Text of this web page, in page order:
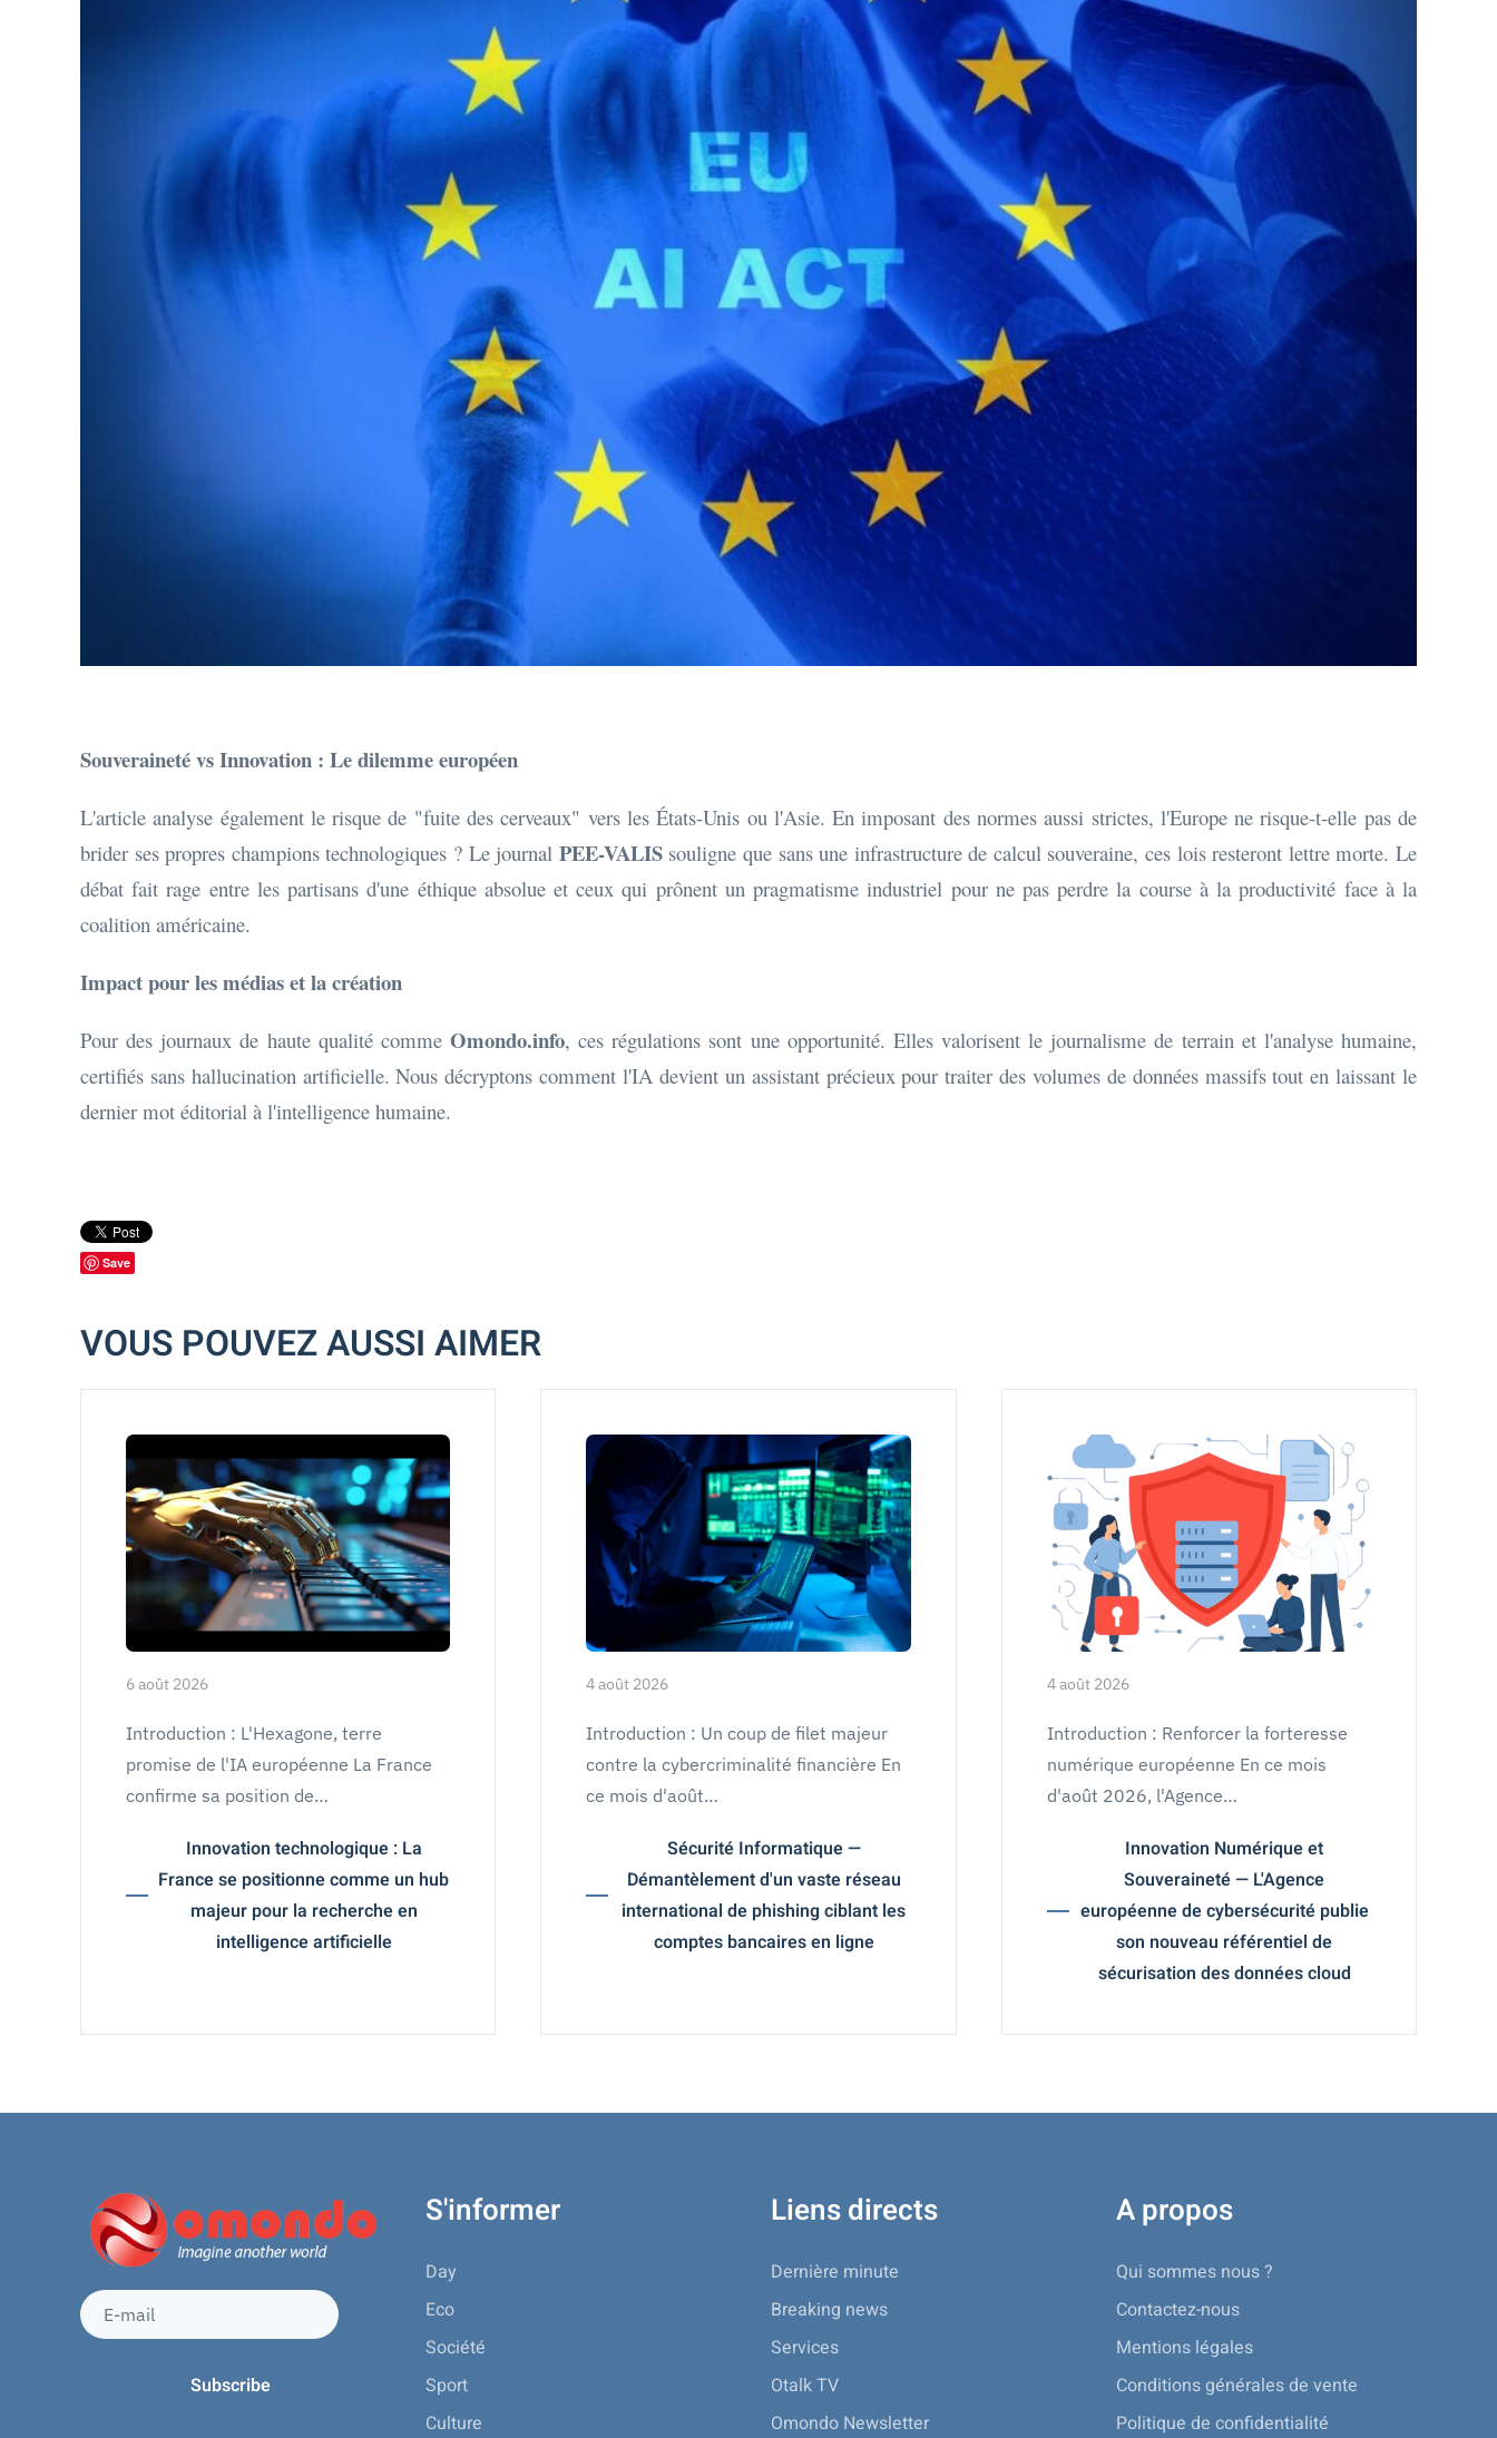
Souveraineté vs Innovation : Le dilemme européen
L'article analyse également le risque de "fuite des cerveaux" vers les États-Unis ou l'Asie. En imposant des normes aussi strictes, l'Europe ne risque-t-elle pas de
brider ses propres champions technologiques ? Le journal PEE-VALISsouligne que sans une infrastructure de calcul souveraine, ces lois resteront lettre morte. Le
débat fait rage entre les partisans d'une éthique absolue et ceux qui prônent un pragmatisme industriel pour ne pas perdre la course à la productivité face à la
coalition américaine.
Impact pour les médias et la création
Pour des journaux de haute qualité comme Omondo.info, ces régulations sont une opportunité. Elles valorisent le journalisme de terrain et l'analyse humaine,
certifiés sans hallucination artificielle. Nous décryptons comment l'IA devient un assistant précieux pour traiter des volumes de données massifs tout en laissant le
dernier mot éditorial à l'intelligence humaine.
Save
VOUS POUVEZ AUSSI AIMER
6 août 2026
Introduction : L'Hexagone, terre
promise de l'IA européenne La France
confirme sa position de…
Innovation technologique : La
France se positionne comme un hub
majeur pour la recherche en
intelligence artificielle
4 août 2026
Introduction : Un coup de filet majeur
contre la cybercriminalité financière En
ce mois d'août…
Sécurité Informatique —
Démantèlement d'un vaste réseau
international de phishing ciblant les
comptes bancaires en ligne
4 août 2026
Introduction : Renforcer la forteresse
numérique européenne En ce mois
d'août 2026, l'Agence…
Innovation Numérique et
Souveraineté — L'Agence
européenne de cybersécurité publie
son nouveau référentiel de
sécurisation des données cloud
S'informer
Day
Eco
Société
Sport
Culture
Liens directs
Dernière minute
Breaking news
Services
Otalk TV
Omondo Newsletter
A propos
Qui sommes nous ?
Contactez-nous
Mentions légales
Conditions générales de vente
Politique de confidentialité